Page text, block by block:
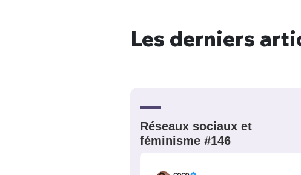
Les derniers
Réseaux sociaux et
féminisme #146
PSEUDO
VOTRE PARTICIPATION
Que souhaitez-